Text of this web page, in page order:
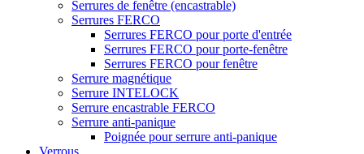
Serrures de fenêtre (encastrable)
Serrures FERCO
Serrures FERCO pour porte d'entrée
Serrures FERCO pour porte-fenêtre
Serrures FERCO pour fenêtre
Serrure magnétique
Serrure INTELOCK
Serrure encastrable FERCO
Serrure anti-panique
Poignée pour serrure anti-panique
Verrous